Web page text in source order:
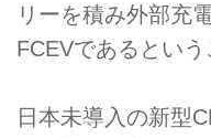
リーを積み外部充
FCEVであるという
日本未導入の新型